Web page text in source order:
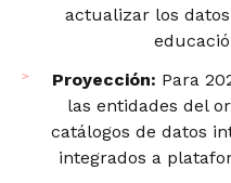
actualizar los
Proyección: Para
las entidades del
catálogos de datos
integrados a